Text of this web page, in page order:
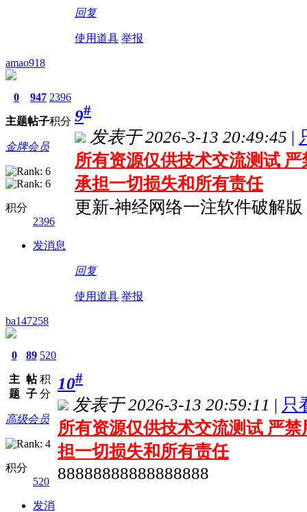
回复
使用道具 举报
amao918
0
主题
947
帖子
2396
积分
金牌会员
积分
2396
发消息
9#
发表于 2026-3-13 20:49:45 |
所有资源仅供技术交流测试
承担一切损失和所有责任
更新-神经网络一注软件破解版
回复
使用道具 举报
ba147258
0
主
题
89
帖
子
520
积
分
高级会员
积分
520
发消
10#
发表于 2026-3-13 20:59:11 | 只
所有资源仅供技术交流测试 严
担一切损失和所有责任
88888888888888888